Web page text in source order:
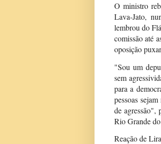
O ministro
Lava-Jato,
lembrou do
comissão até
oposição
"Sou um
sem
para a
pessoas
de agressão",
Rio Grande
Reação de Lira